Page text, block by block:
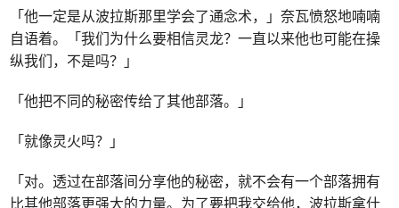
「他一定是从波拉斯那里学会了通念术，」奈瓦愤怒地喃喃
自语着。「我们为什么要相信灵龙？一直以来他也可能在操
纵我们，不是吗？」
「他把不同的秘密传给了其他部落。」
「就像灵火吗？」
「对。透过在部落间分享他的秘密，就不会有一个部落拥有
比其他部落更强大的力量。为了要把我交给他，波拉斯拿什